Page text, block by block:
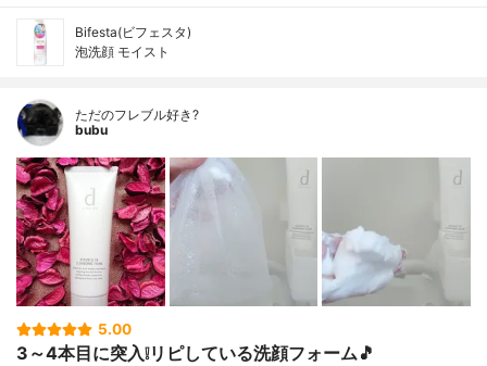
Bifesta(ビフェスタ)
泡洗顔 モイスト
ただのフレブル好き?
bubu
5.00
3～4本目に突入❕リピしている洗顔フォーム🎵